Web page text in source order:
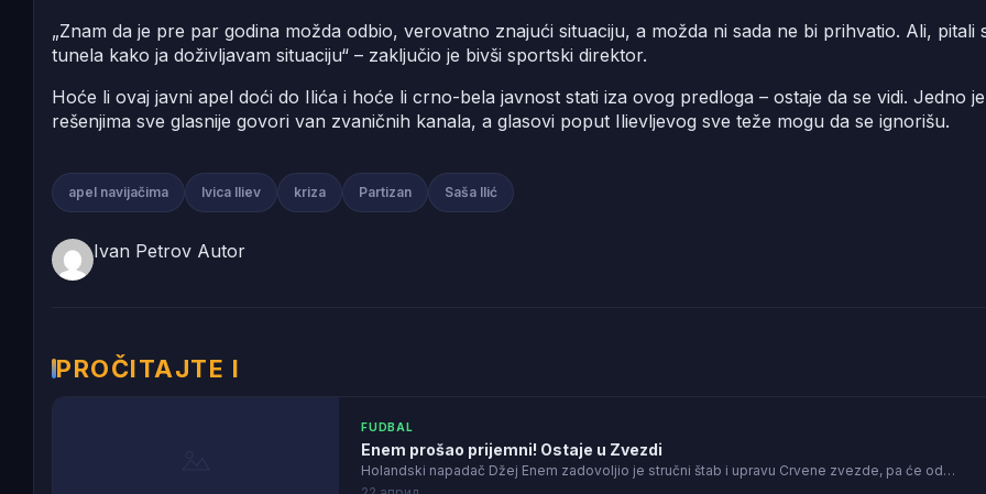
„Znam da je pre par godina možda odbio, verovatno znajući situaciju, a možda ni sada ne bi prihvatio. Ali,
tunela kako ja doživljavam situaciju“ – zaključio je bivši sportski direktor.
Hoće li ovaj javni apel doći do Ilića i hoće li crno-bela javnost stati iza ovog predloga – ostaje da se vidi. Jedno
rešenjima sve glasnije govori van zvaničnih kanala, a glasovi poput Ilievljevog sve teže mogu da se ignorišu.
apel navijačima Ivica Iliev kriza Partizan Saša Ilić
Ivan Petrov Autor
PROČITAJTE I
FUDBAL
Enem prošao prijemni! Ostaje u Zvezdi
Holandski napadač Džej Enem zadovoljio je stručni štab i upravu Crvene zvezde, pa će od…